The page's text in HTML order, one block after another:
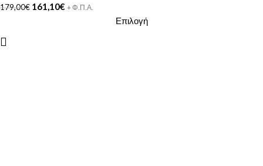
179,00€ 161,10€ + Φ.Π.Α.
Επιλογή